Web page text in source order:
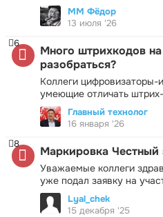
ММ Фёдор
13 июля '26
Много штрихкодов
разобраться?
Коллеги цифровизаторы-
умеющие отличать
6
Главный технолог
16 января '26
Маркировка Честный
Уважаемые коллеги
уже подал заявку на
8
Lyal_chek
15 декабря '25